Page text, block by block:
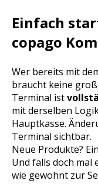
Einfach
copago
Wer bereits mit
braucht keine
Terminal ist
mit derselben
Hauptkasse.
Terminal sichtbar.
Neue Produkte?
Und falls doch mal
wie gewohnt zur